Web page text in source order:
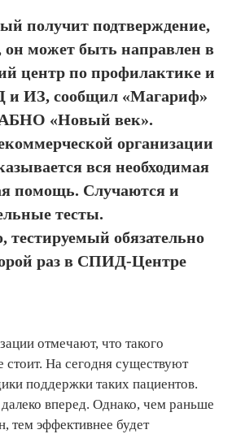
получит подтверждение,
он может быть направлен в
центр по профилактике и
и ИЗ, сообщил «Магариф»
АБНО «Новый век».
организации
вся необходимая
помощь. Случаются и
тесты.
тестируемый обязательно
раз в СПИД-Центре
отмечают, что такого
стоит. На сегодня существуют
поддержки таких пациентов.
вперед. Однако, чем раньше
тем эффективнее будет